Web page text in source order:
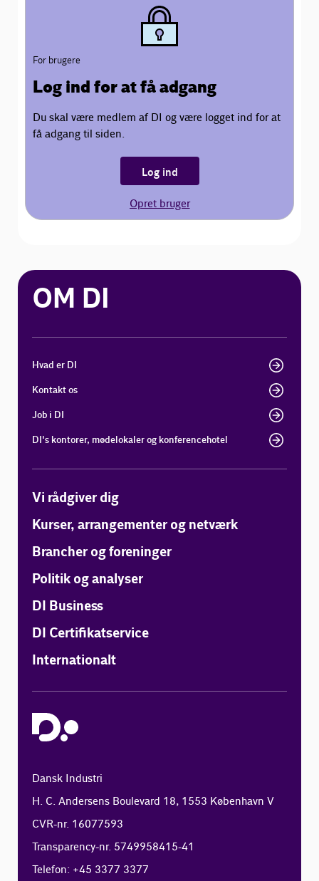
For brugere
Log ind for at få adgang
Du skal være medlem af DI og være logget ind for at
få adgang til siden.
Log ind
Opret bruger
OM DI
Hvad er DI
Kontakt os
Job i DI
DI's kontorer, mødelokaler og konferencehotel
Vi rådgiver dig
Kurser, arrangementer og netværk
Brancher og foreninger
Politik og analyser
DI Business
DI Certifikatservice
Internationalt
Dansk Industri
H. C. Andersens Boulevard 18, 1553 København V
CVR-nr. 16077593
Transparency-nr. 5749958415-41
Telefon: +45 3377 3377